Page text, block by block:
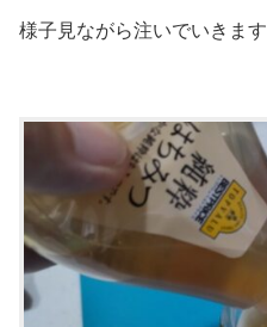
様子見ながら注いでいきます